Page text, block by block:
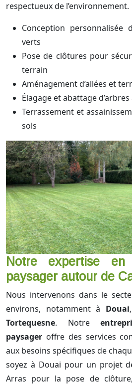
respectueux de l’environnement.
Conception personnalisée
verts
Pose de clôtures pour
terrain
Aménagement d’allées et
Élagage et abattage
Terrassement et
sols
Notre expertise en
paysager autour de
Nous intervenons dans le
environs, notamment à Douai,
Tortequesne. Notre
paysager offre des services
aux besoins spécifiques de
soyez à Douai pour un projet
Arras pour la pose de